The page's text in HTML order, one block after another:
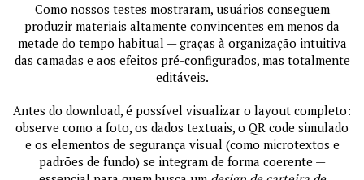
Como nossos testes mostraram, usuários conseguem
produzir materiais altamente convincentes em menos da
metade do tempo habitual — graças à organização intuitiva
das camadas e aos efeitos pré-configurados, mas totalmente
editáveis.
Antes do download, é possível visualizar o layout completo:
observe como a foto, os dados textuais, o QR code simulado
e os elementos de segurança visual (como microtextos e
padrões de fundo) se integram de forma coerente —